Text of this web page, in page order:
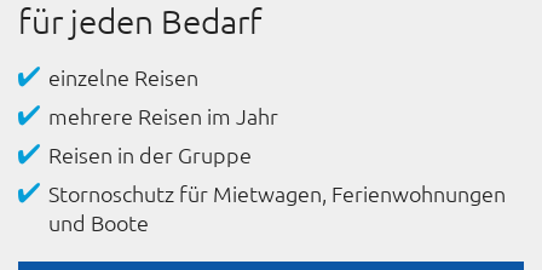
für jeden Bedarf
einzelne Reisen
mehrere Reisen im Jahr
Reisen in der Gruppe
Stornoschutz für Mietwagen, Ferienwohnungen
und Boote